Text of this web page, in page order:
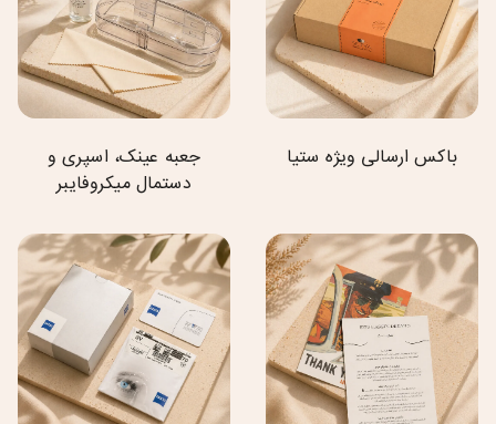
باکس ارسالی ویژه ستیا
جعبه عینک، اسپری و
دستمال میکروفایبر